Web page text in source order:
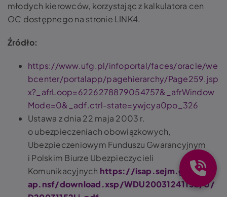
młodych kierowców, korzystając z kalkulatora cen
OC dostępnego na stronie LINK4.
Źródło:
https://www.ufg.pl/infoportal/faces/oracle/we
bcenter/portalapp/pagehierarchy/Page259.jsp
x?_afrLoop=6226278879054757&_afrWindow
Mode=0&_adf.ctrl-state=ywjcya0po_326
Ustawa z dnia 22 maja 2003 r.
o ubezpieczeniach obowiązkowych,
Ubezpieczeniowym Funduszu Gwarancyjnym
i Polskim Biurze Ubezpieczycieli
Komunikacyjnych https://isap.sejm.gov.pl/is
ap.nsf/download.xsp/WDU20031241152/U/